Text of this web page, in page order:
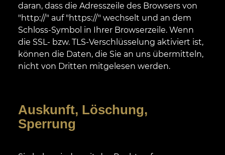
daran, dass die Adresszeile des Browsers von
"http://" auf "https://" wechselt und an dem
Schloss-Symbol in Ihrer Browserzeile. Wenn
die SSL- bzw. TLS-Verschlüsselung aktiviert ist,
können die Daten, die Sie an uns übermitteln,
nicht von Dritten mitgelesen werden.
Auskunft, Löschung,
Sperrung